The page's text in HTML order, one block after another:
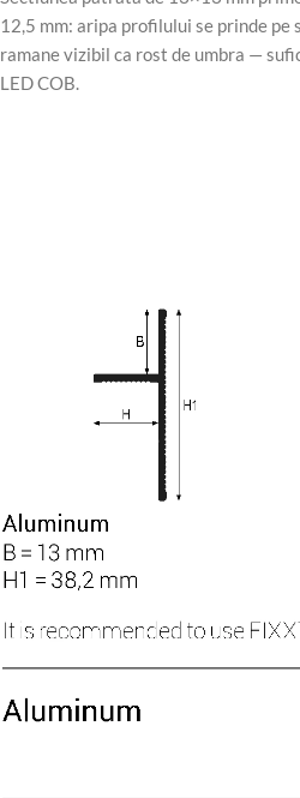
12,5 mm: aripa profilului se prinde
ramane vizibil ca rost de umbra —
LED COB.